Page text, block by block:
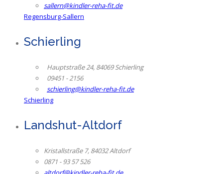
sallern@kindler-reha-fit.de
Regensburg-Sallern
Schierling
Hauptstraße 24, 84069 Schierling
09451 - 2156
schierling@kindler-reha-fit.de
Schierling
Landshut-Altdorf
Kristallstraße 7, 84032 Altdorf
0871 - 93 57 526